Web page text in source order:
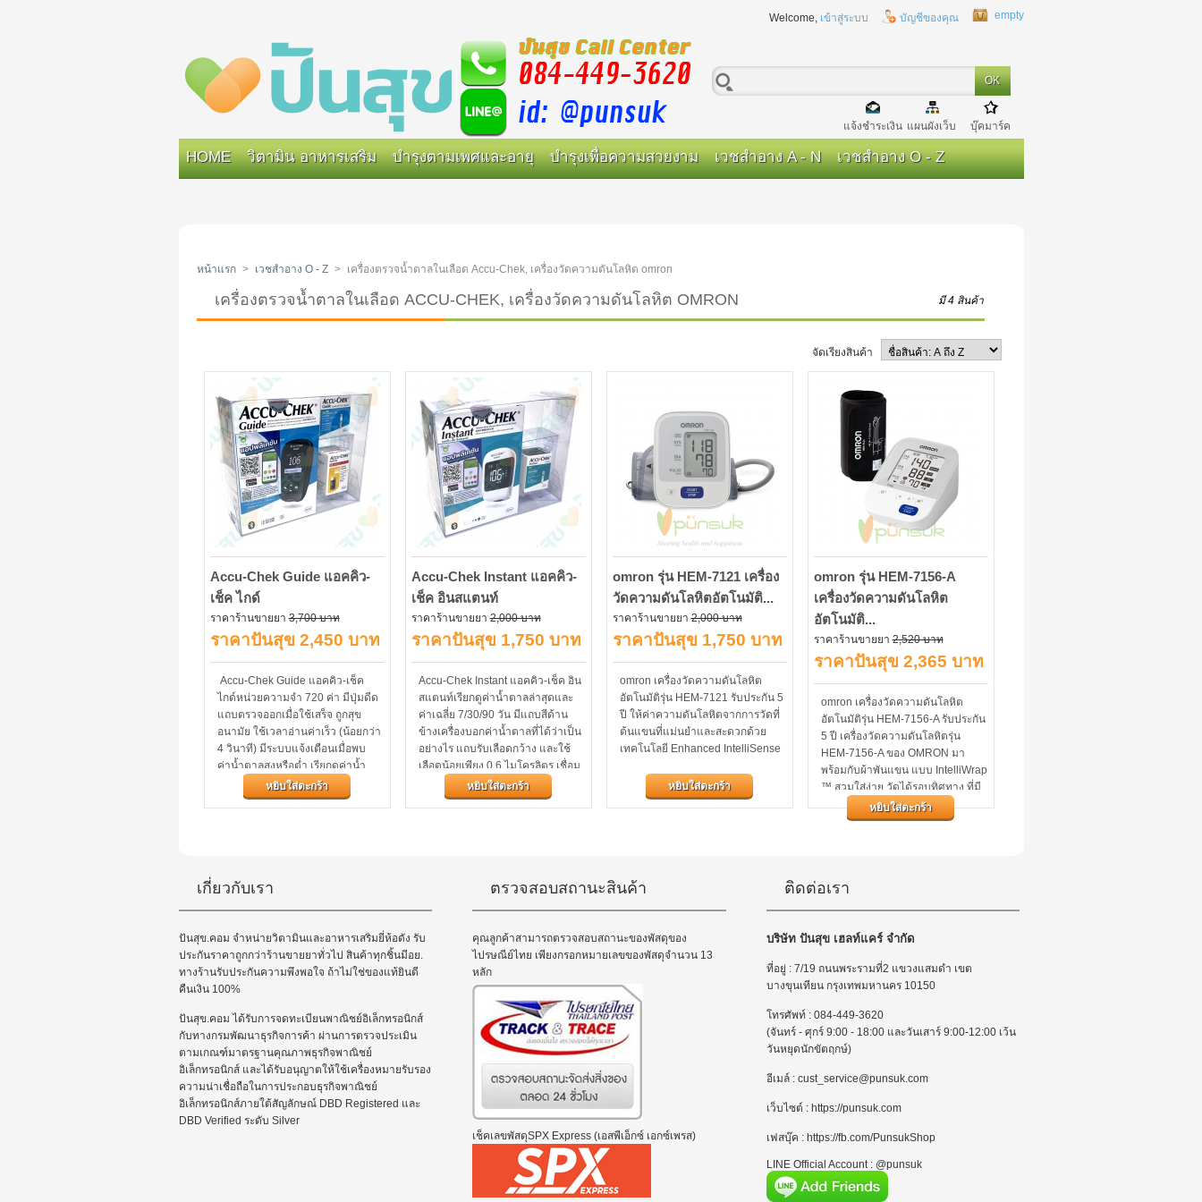
empty
บัญชีของคุณ
Welcome, เข้าสู่ระบบ
แจ้งชำระเงิน แผนผังเว็บ บุ๊คมาร์ค
HOME วิตามิน อาหารเสริม บำรุงตามเพศและอายุ บำรุงเพื่อความสวยงาม เวชสำอาง A - N เวชสำอาง O - Z
หน้าแรก > เวชสำอาง O - Z > เครื่องตรวจน้ำตาลในเลือด Accu-Chek, เครื่องวัดความดันโลหิต omron
เครื่องตรวจน้ำตาลในเลือด ACCU-CHEK, เครื่องวัดความดันโลหิต OMRON มี 4 สินค้า
จัดเรียงสินค้า
Accu-Chek Guide แอคคิว-
เช็ค ไกด์
ราคาร้านขายยา3,700 บาท
ราคาปันสุข 2,450 บาท
Accu-Chek Guide แอคคิว-เช็ค
ไกด์หน่วยความจำ 720 ค่า มีปุ่มดีด
แถบตรวจออกเมื่อใช้เสร็จ ถูกสุข
อนามัย ใช้เวลาอ่านค่าเร็ว (น้อยกว่า
4 วินาที) มีระบบแจ้งเตือนเมื่อพบ
ค่าน้ำตาลสูงหรือต่ำ เรียกดูค่าน้ำ
ตาลเฉลี่ยได้ 7/14/30/90 วัน...
หยิบใส่ตะกร้า
Accu-Chek Instant แอคคิว-
เช็ค อินสแตนท์
ราคาร้านขายยา2,000 บาท
ราคาปันสุข 1,750 บาท
Accu-Chek Instant แอคคิว-เช็ค อิน
สแตนท์เรียกดูค่าน้ำตาลล่าสุดและ
ค่าเฉลี่ย 7/30/90 วัน มีแถบสีด้าน
ข้างเครื่องบอกค่าน้ำตาลที่ได้ว่าเป็น
อย่างไร แถบรับเลือดกว้าง และใช้
เลือดน้อยเพียง 0.6 ไมโครลิตร เชื่อม
ต่อข้อมูลผ่านบลูทูธไปที่แอปพลิ
เคชั่น...
หยิบใส่ตะกร้า
omron รุ่น HEM-7121 เครื่อง
วัดความดันโลหิตอัตโนมัติ...
ราคาร้านขายยา2,000 บาท
ราคาปันสุข 1,750 บาท
omron เครื่องวัดความดันโลหิต
อัตโนมัติรุ่น HEM-7121 รับประกัน 5
ปี ให้ค่าความดันโลหิตจากการวัดที่
ต้นแขนที่แม่นยำและสะดวกด้วย
เทคโนโลยี Enhanced IntelliSense
หยิบใส่ตะกร้า
omron รุ่น HEM-7156-A
เครื่องวัดความดันโลหิต
อัตโนมัติ...
ราคาร้านขายยา2,520 บาท
ราคาปันสุข 2,365 บาท
omron เครื่องวัดความดันโลหิต
อัตโนมัติรุ่น HEM-7156-A รับประกัน
5 ปี เครื่องวัดความดันโลหิตรุ่น
HEM-7156-A ของ OMRON มา
พร้อมกับผ้าพันแขน แบบ IntelliWrap
™ สวมใส่ง่าย วัดได้รอบทิศทาง ที่มี
ความแม่นยำ 360 ° และไม่ต้องกังวล
เรื่องการพันผ้าพันแขนที่ผิดวิธี ซึ่ง
หยิบใส่ตะกร้า
เกี่ยวกับเรา
ปันสุข.คอม จำหน่ายวิตามินและอาหารเสริมยี่ห้อดัง รับ
ประกันราคาถูกกว่าร้านขายยาทั่วไป สินค้าทุกชิ้นมีอย.
ทางร้านรับประกันความพึงพอใจ ถ้าไม่ใช่ของแท้ยินดี
คืนเงิน 100%
ปันสุข.คอม ได้รับการจดทะเบียนพาณิชย์อิเล็กทรอนิกส์
กับทางกรมพัฒนาธุรกิจการค้า ผ่านการตรวจประเมิน
ตามเกณฑ์มาตรฐานคุณภาพธุรกิจพาณิชย์
อิเล็กทรอนิกส์ และได้รับอนุญาตให้ใช้เครื่องหมายรับรอง
ความน่าเชื่อถือในการประกอบธุรกิจพาณิชย์
อิเล็กทรอนิกส์ภายใต้สัญลักษณ์ DBD Registered และ
DBD Verified ระดับ Silver
ตรวจสอบสถานะสินค้า
คุณลูกค้าสามารถตรวจสอบสถานะของพัสดุของ
ไปรษณีย์ไทย เพียงกรอกหมายเลขของพัสดุจำนวน 13
หลัก
เช็คเลขพัสดุSPX Express (เอสพีเอ็กซ์ เอกซ์เพรส)
ติดต่อเรา
บริษัท ปันสุข เฮลท์แคร์ จำกัด
ที่อยู่ : 7/19 ถนนพระรามที่2 แขวงแสมดำ เขต
บางขุนเทียน กรุงเทพมหานคร 10150
โทรศัพท์ : 084-449-3620
(จันทร์ - ศุกร์ 9:00 - 18:00 และวันเสาร์ 9:00-12:00 เว้น
วันหยุดนักขัตฤกษ์)
อีเมล์ : cust_service@punsuk.com
เว็บไซต์ : https://punsuk.com
เฟสบุ๊ค : https://fb.com/PunsukShop
LINE Official Account : @punsuk